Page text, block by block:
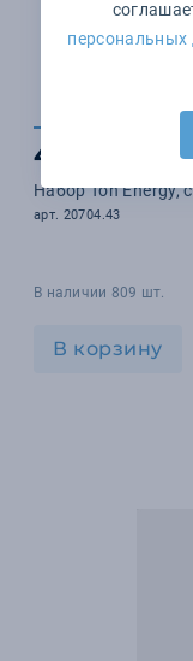
4 729 ₽
Набор Ton Energy,
арт. 20704.43
В наличии 809 шт.
В корзину